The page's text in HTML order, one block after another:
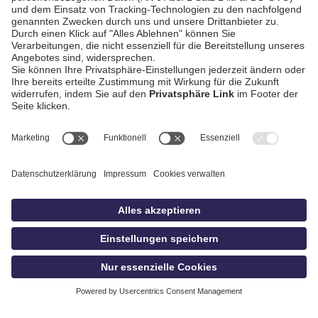
AGB / Gewinnspiele
Datenschutz
Impressum
idowa.de
Privatsphäre